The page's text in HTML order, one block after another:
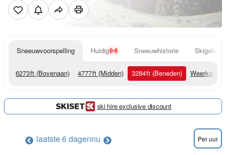
Sneeuwvoorspelling Huidig Sneeuwhistorie Skigebied
6273ft (Bovenaan) 4777ft (Midden) 3284ft (Beneden)
ski hire exclusive discount
laatste 6 dagennu Per uur